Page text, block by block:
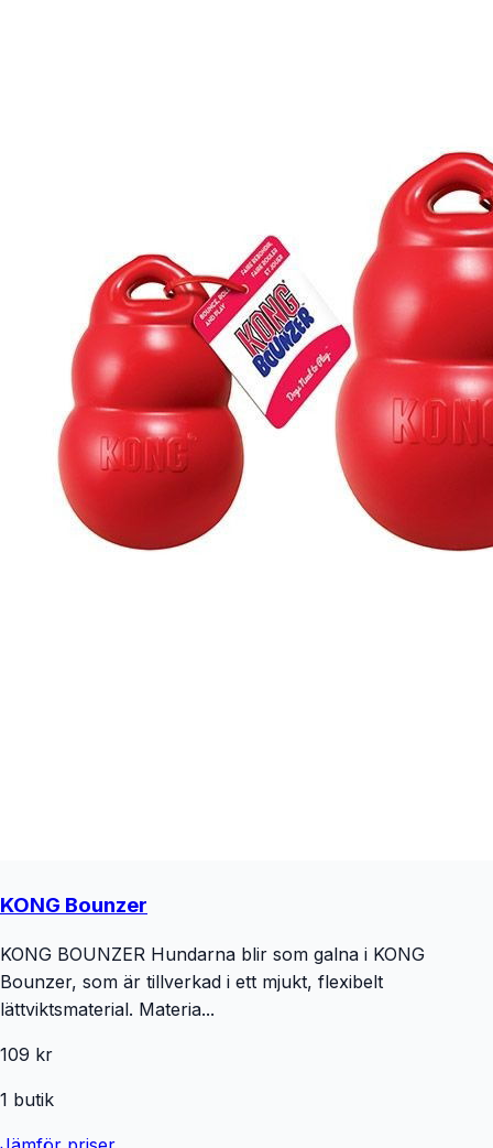
KONG Bounzer
KONG BOUNZER Hundarna blir som galna i KONG
Bounzer, som är tillverkad i ett mjukt, flexibelt
lättviktsmaterial. Materia...
109 kr
1 butik